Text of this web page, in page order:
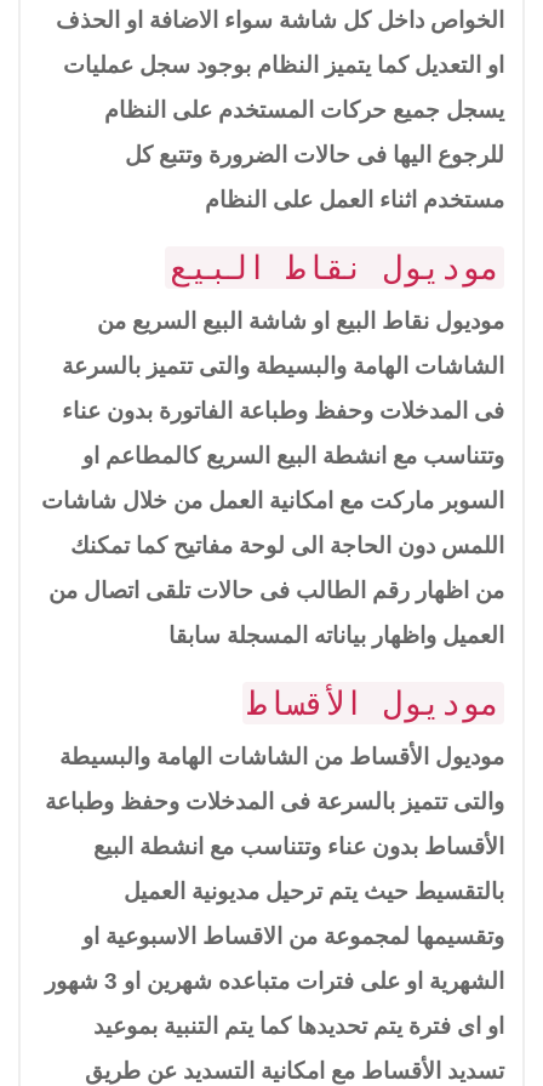
الخواص داخل كل شاشة سواء الاضافة او الحذف
او التعديل كما يتميز النظام بوجود سجل عمليات
يسجل جميع حركات المستخدم على النظام
للرجوع اليها فى حالات الضرورة وتتبع كل
مستخدم اثناء العمل على النظام
موديول نقاط البيع
موديول نقاط البيع او شاشة البيع السريع من
الشاشات الهامة والبسيطة والتى تتميز بالسرعة
فى المدخلات وحفظ وطباعة الفاتورة بدون عناء
وتتناسب مع انشطة البيع السريع كالمطاعم او
السوبر ماركت مع امكانية العمل من خلال شاشات
اللمس دون الحاجة الى لوحة مفاتيح كما تمكنك
من اظهار رقم الطالب فى حالات تلقى اتصال من
العميل واظهار بياناته المسجلة سابقا
موديول الأقساط
موديول الأقساط من الشاشات الهامة والبسيطة
والتى تتميز بالسرعة فى المدخلات وحفظ وطباعة
الأقساط بدون عناء وتتناسب مع انشطة البيع
بالتقسيط حيث يتم ترحيل مديونية العميل
وتقسيمها لمجموعة من الاقساط الاسبوعية او
الشهرية او على فترات متباعده شهرين او 3 شهور
او اى فترة يتم تحديدها كما يتم التنبية بموعيد
تسديد الأقساط مع امكانية التسديد عن طريق